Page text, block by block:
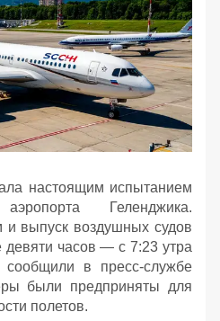
настоящим испытанием
Геленджика.
выпуск воздушных судов
девяти часов — с 7:23 утра
в пресс-службе
были предприняты для
полетов.